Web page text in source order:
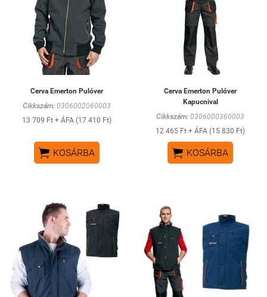
Cerva Emerton Pulóver
Cikkszám: 0306002060003
13 709 Ft + ÁFA (17 410 Ft)
 KOSÁRBA
Cerva Emerton Pulóver
Kapucnival
Cikkszám: 0306000360003
12 465 Ft + ÁFA (15 830 Ft)
 KOSÁRBA